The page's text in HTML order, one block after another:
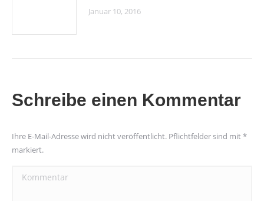
Januar 10, 2016
Schreibe einen Kommentar
Ihre E-Mail-Adresse wird nicht veröffentlicht. Pflichtfelder sind mit*
markiert.
Kommentar